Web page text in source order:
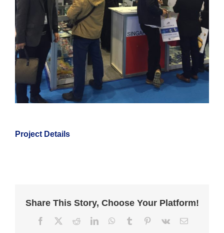
Project Details
Share This Story, Choose Your Platform!
Facebook RedditLinkedInWhatsApp
Tumblr Pinterest
Vk Email